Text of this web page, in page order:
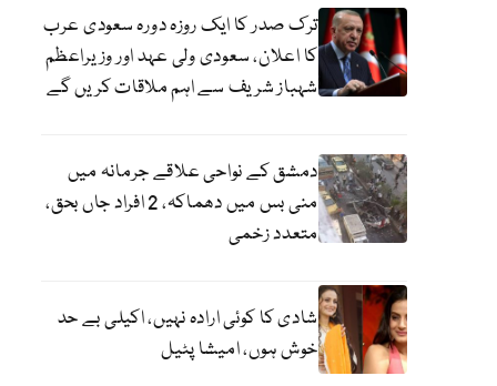
ترک صدر کا ایک روزہ دورہ سعودی عرب
کا اعلان، سعودی ولی عہد اور وزیراعظم
شہباز شریف سے اہم ملاقات کریں گے
دمشق کے نواحی علاقے جرمانہ میں
منی بس میں دھماکہ، 2 افراد جاں بحق،
متعدد زخمی
شادی کا کوئی ارادہ نہیں، اکیلی بے حد
خوش ہوں، امیشا پٹیل